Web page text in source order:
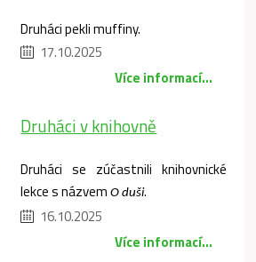
Druháci pekli muffiny.
17.10.2025
Více informací...
Druháci v knihovně
Druháci se zúčastnili knihovnické
lekce s názvemO duši.
16.10.2025
Více informací...